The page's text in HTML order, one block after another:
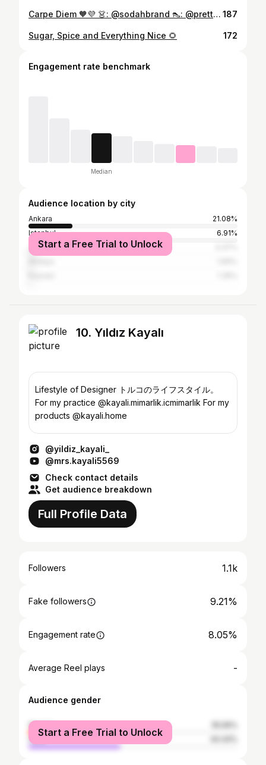
Carpe Diem 🧡💜 👗: @sodahbrand 👠: @prettylittlething 187
Sugar, Spice and Everything Nice 🌻 172
Engagement rate benchmark
Median
Audience location by city
Ankara
21.08%
Istanbul
6.91%
Johannesburg
Start a Free Trial to Unlock
10. Yıldız Kayalı
Lifestyle of Designer トルコのライフスタイル。
For my practice @kayali.mimarlik.icmimarlik For my
products @kayali.home
@yildiz_kayali_
@mrs.kayali5569
Check contact details
Get audience breakdown
Full Profile Data
Followers 1.1k
Fake followers 9.21%
Engagement rate 8.05%
Average Reel plays -
Audience gender
female
male
Start a Free Trial to Unlock